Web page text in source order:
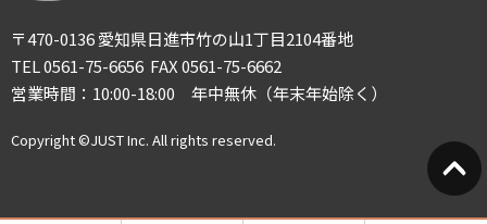
〒470-0136 愛知県日進市竹の山1丁目2104番地
TEL 0561-75-6656 FAX 0561-75-6662
営業時間：10:00-18:00 年中無休（年末年始除く）
Copyright ©JUST Inc. All rights reserved.